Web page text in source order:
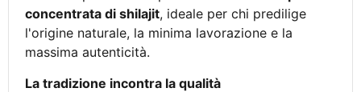
concentrata di shilajit, ideale per chi predilige
l'origine naturale, la minima lavorazione e la
massima autenticità.
La tradizione incontra la qualità